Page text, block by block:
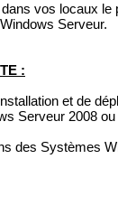
vos locaux
Serveur.
:
et de
Serveur 2008 ou
des Systèmes